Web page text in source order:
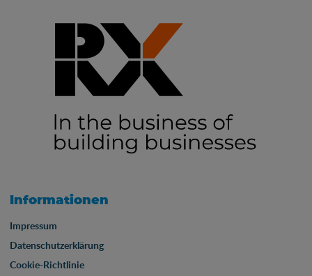
Informationen
Impressum
Datenschutzerklärung
Cookie-Richtlinie